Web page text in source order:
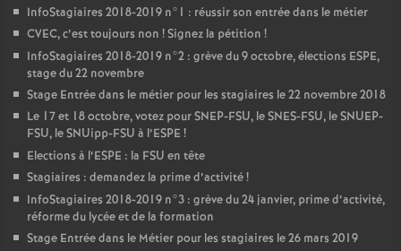
InfoStagiaires 2018-2019 n°1 : réussir son entrée dans le métier
CVEC, c’est toujours non ! Signez la pétition !
InfoStagiaires 2018-2019 n°2 : grève du 9 octobre, élections ESPE,
stage du 22 novembre
Stage Entrée dans le métier pour les stagiaires le 22 novembre 2018
Le 17 et 18 octobre, votez pourSNEP-FSU, leSNES-FSU, leSNUEP-
FSU, le SNUipp-FSU à l’ESPE !
Elections à l’ESPE : la FSU en tête
Stagiaires : demandez la prime d’activité!
InfoStagiaires 2018-2019 n°3 : grève du 24 janvier, prime d’activité,
réforme du lycée et de la formation
Stage Entrée dans le Métier pour les stagiaires le 26 mars 2019